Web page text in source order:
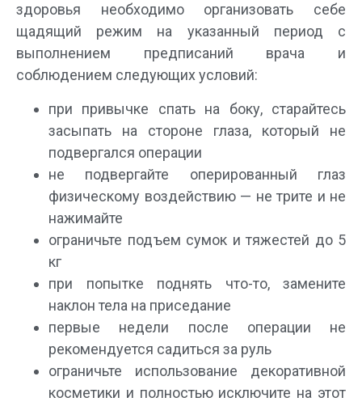
здоровья необходимо организовать себе
щадящий режим на указанный период с
выполнением предписаний врача и
соблюдением следующих условий:
при привычке спать на боку, старайтесь
засыпать на стороне глаза, который не
подвергался операции
не подвергайте оперированный глаз
физическому воздействию — не трите и не
нажимайте
ограничьте подъем сумок и тяжестей до 5
кг
при попытке поднять что-то, замените
наклон тела на приседание
первые недели после операции не
рекомендуется садиться за руль
ограничьте использование декоративной
косметики и полностью исключите на этот